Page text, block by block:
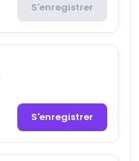
S'enregistrer
S'enregistrer